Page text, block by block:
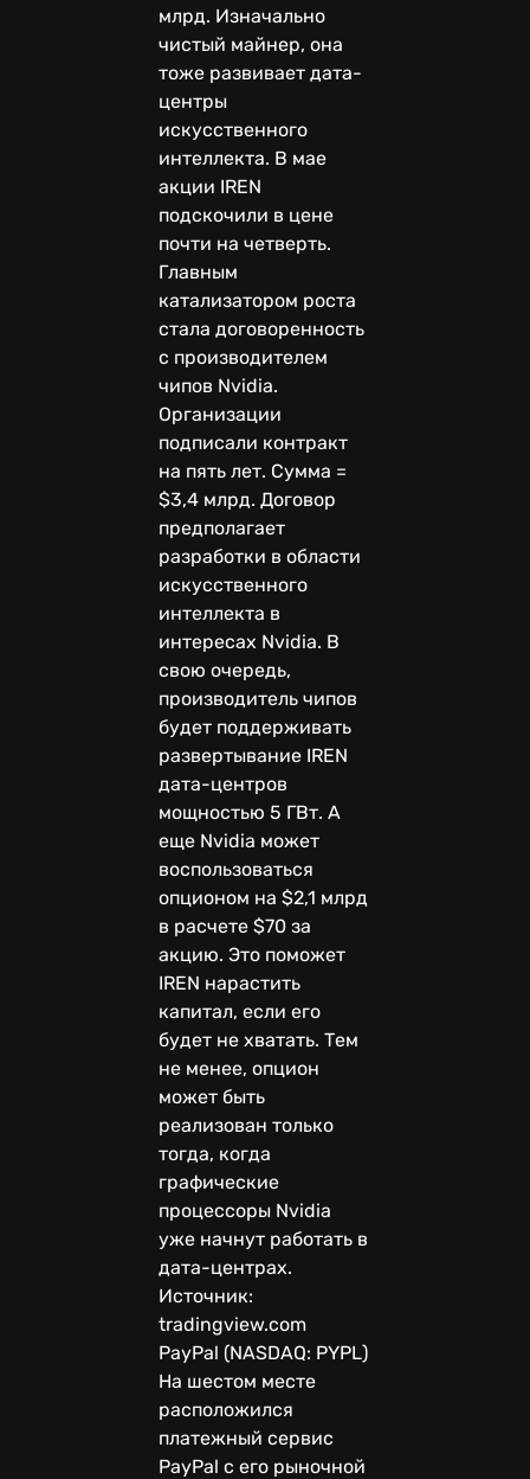
млрд. Изначально
чистый майнер, она
тоже развивает дата-
центры
искусственного
интеллекта. В мае
акции IREN
подскочили в цене
почти на четверть.
Главным
катализатором роста
стала договоренность
с производителем
чипов Nvidia.
Организации
подписали контракт
на пять лет. Сумма =
$3,4 млрд. Договор
предполагает
разработки в области
искусственного
интеллекта в
интересах Nvidia. В
свою очередь,
производитель чипов
будет поддерживать
развертывание IREN
дата-центров
мощностью 5 ГВт. А
еще Nvidia может
воспользоваться
опционом на $2,1 млрд
в расчете $70 за
акцию. Это поможет
IREN нарастить
капитал, если его
будет не хватать. Тем
не менее, опцион
может быть
реализован только
тогда, когда
графические
процессоры Nvidia
уже начнут работать в
дата-центрах.
Источник:
tradingview.com
PayPal (NASDAQ: PYPL)
На шестом месте
расположился
платежный сервис
PayPal с его рыночной